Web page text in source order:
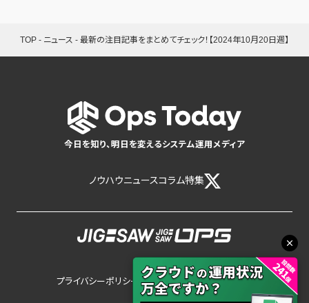
TOP - ニュース - 最新の注目記事をまとめてチェック！【2024年10月20日週】
今日を知り、明日を変えるシステム運用メディア
ノウハウニュースコラム特集
プライバシーポリシー サイトポリシー